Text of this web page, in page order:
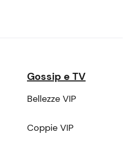
Gossip e TV
Bellezze VIP
Coppie VIP